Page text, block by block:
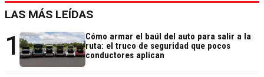
LAS MÁS LEÍDAS
1
Cómo armar el baúl del auto para salir a la
ruta: el truco de seguridad que pocos
conductores aplican